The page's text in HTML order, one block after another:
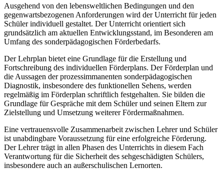
Ausgehend von den lebensweltlichen Bedingungen und den
gegenwartsbezogenen Anforderungen wird der Unterricht für jeden
Schüler individuell gestaltet. Der Unterricht orientiert sich
grundsätzlich am aktuellen Entwicklungsstand, im Besonderen am
Umfang des sonderpädagogischen Förderbedarfs.
Der Lehrplan bietet eine Grundlage für die Erstellung und
Fortschreibung des individuellen Förderplans. Der Förderplan und
die Aussagen der prozessimmanenten sonderpädagogischen
Diagnostik, insbesondere des funktionellen Sehens, werden
regelmäßig im Förderplan schriftlich festgehalten. Sie bilden die
Grundlage für Gespräche mit dem Schüler und seinen Eltern zur
Zielstellung und Umsetzung weiterer Fördermaßnahmen.
Eine vertrauensvolle Zusammenarbeit zwischen Lehrer und Schüler
ist unabdingbare Voraussetzung für eine erfolgreiche Förderung.
Der Lehrer trägt in allen Phasen des Unterrichts in diesem Fach
Verantwortung für die Sicherheit des sehgeschädigten Schülers,
insbesondere auch an außerschulischen Lernorten.